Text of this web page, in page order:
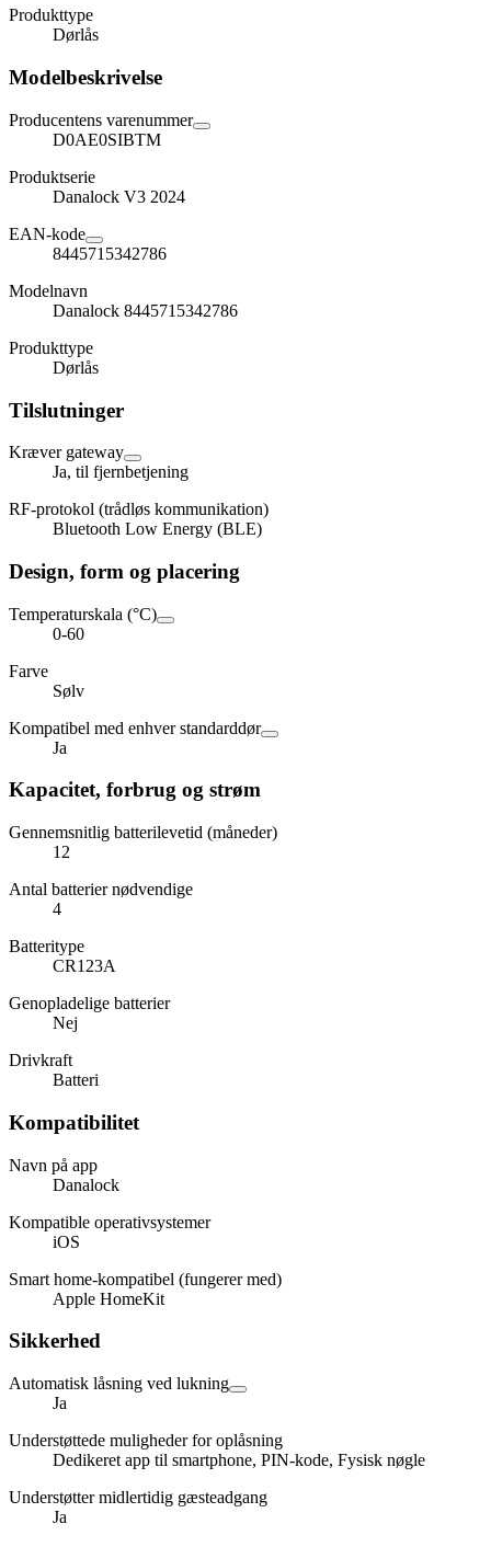
Produkttype
Dørlås
Modelbeskrivelse
Producentens varenummer
D0AE0SIBTM
Produktserie
Danalock V3 2024
EAN-kode
8445715342786
Modelnavn
Danalock 8445715342786
Produkttype
Dørlås
Tilslutninger
Kræver gateway
Ja, til fjernbetjening
RF-protokol (trådløs kommunikation)
Bluetooth Low Energy (BLE)
Design, form og placering
Temperaturskala (°C)
0-60
Farve
Sølv
Kompatibel med enhver standarddør
Ja
Kapacitet, forbrug og strøm
Gennemsnitlig batterilevetid (måneder)
12
Antal batterier nødvendige
4
Batteritype
CR123A
Genopladelige batterier
Nej
Drivkraft
Batteri
Kompatibilitet
Navn på app
Danalock
Kompatible operativsystemer
iOS
Smart home-kompatibel (fungerer med)
Apple HomeKit
Sikkerhed
Automatisk låsning ved lukning
Ja
Understøttede muligheder for oplåsning
Dedikeret app til smartphone, PIN-kode, Fysisk nøgle
Understøtter midlertidig gæsteadgang
Ja